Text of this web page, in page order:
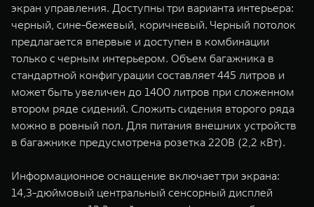
экран управления. Доступны три варианта интерьера:
черный, сине-бежевый, коричневый. Черный потолок
предлагается впервые и доступен в комбинации
только с черным интерьером. Объем багажника в
стандартной конфигурации составляет 445 литров и
может быть увеличен до 1400 литров при сложенном
втором ряде сидений. Сложить сидения второго ряда
можно в ровный пол. Для питания внешних устройств
в багажнике предусмотрена розетка 220В (2,2 кВт).
Информационное оснащение включает три экрана:
14,3-дюймовый центральный сенсорный дисплей